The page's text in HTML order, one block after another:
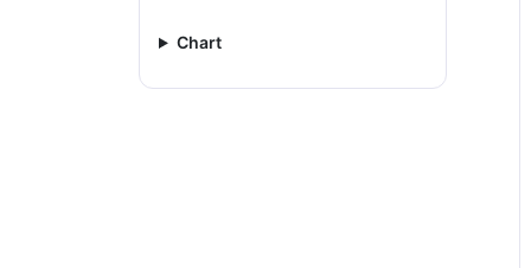
Chart